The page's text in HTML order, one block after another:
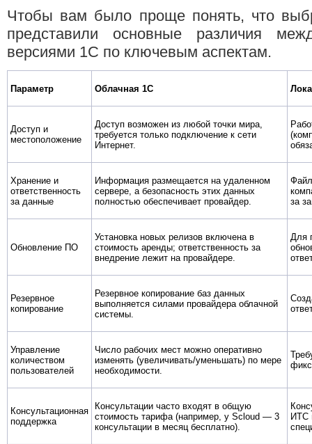
Чтобы вам было проще понять, что
представили основные различия
версиями 1С по ключевым аспектам.
Параметр Облачная 1С
Доступ и
местоположение
Доступ возможен из любой точки мира,
требуется только подключение к сети
Интернет.
Хранение и
ответственность
за данные
Информация размещается на удаленном
сервере, а безопасность этих данных
полностью обеспечивает провайдер.
за
Обновление ПО
Установка новых релизов включена в
стоимость аренды; ответственность за
внедрение лежит на провайдере.
Для
Резервное
копирование
Резервное копирование баз данных
выполняется силами провайдера облачной
системы.
Управление
количеством
пользователей
Число рабочих мест можно оперативно
изменять (увеличивать/уменьшать) по мере
необходимости.
Консультационная
поддержка
Консультации часто входят в общую
стоимость тарифа (например, у Scloud — 3
консультации в месяц бесплатно).
ИТС